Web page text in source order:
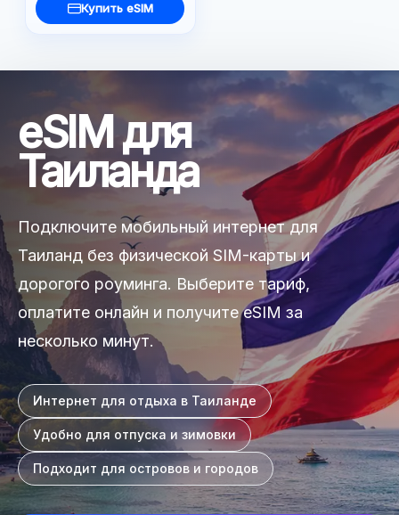
Купить eSIM
eSIM для
Таиланда
Подключите мобильный интернет для
Таиланд без физической SIM-карты и
дорогого роуминга. Выберите тариф,
оплатите онлайн и получите eSIM за
несколько минут.
Интернет для отдыха в Таиланде
Удобно для отпуска и зимовки
Подходит для островов и городов